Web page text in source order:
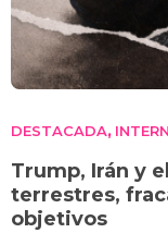
DESTACADA,
Trump, Irán y
terrestres,
objetivos